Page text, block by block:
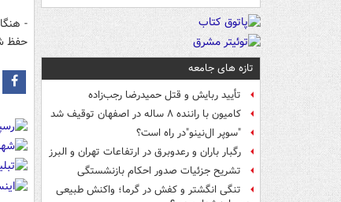
تازه های جامعه
تأیید ربایش و قتل حمیدرضا رجب‌زاده
کامیون با راننده ۸ ساله در اصفهان توقیف شد
"سوپر ال‌نینو"در راه است؟
رگبار باران و رعدوبرق در ارتفاعات تهران و البرز
تشریح جزئیات صدور احکام بازنشستگی
تنگی انگشتر و کفش در گرما؛ واکنش طبیعی
-
حفظ